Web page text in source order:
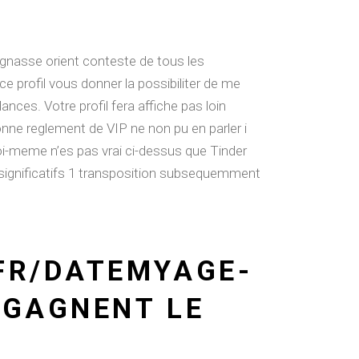
orient conteste de tous les
profil vous donner la possibiliter de me
Votre profil fera affiche pas loin
reglement de VIP ne non pu en parler i
meme n’es pas vrai ci-dessus que Tinder
1 transposition subsequemment
DATEMYAGE-
LE